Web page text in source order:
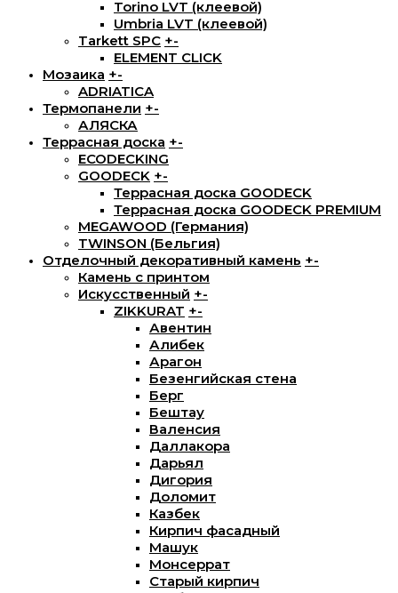
Torino LVT (клеевой)
Umbria LVT (клеевой)
Tarkett SPC +-
ELEMENT CLICK
Мозаика +-
ADRIATICA
Термопанели +-
АЛЯСКА
Террасная доска +-
ECODECKING
GOODECK +-
Террасная доска GOODECK
Террасная доска GOODECK PREMIUM
MEGAWOOD (Германия)
TWINSON (Бельгия)
Отделочный декоративный камень +-
Камень с принтом
Искусственный +-
ZIKKURAT +-
Авентин
Алибек
Арагон
Безенгийская стена
Берг
Бештау
Валенсия
Даллакора
Дарьял
Дигория
Доломит
Казбек
Кирпич фасадный
Машук
Монсеррат
Старый кирпич